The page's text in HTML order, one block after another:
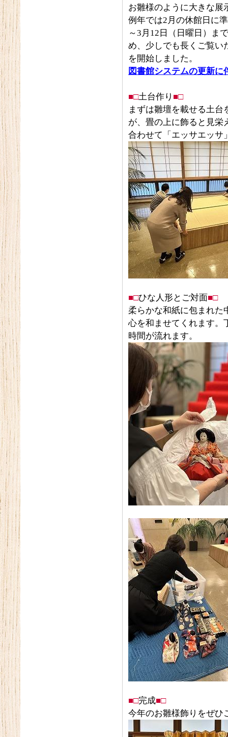
お雛様のように大きな展
例年では2月の休館日に
～3月12日（日曜日）ま
め、少しでも長くご覧い
を開始しました。
図書館システムの更新
■□土台作り ■□
まずは雛壇を載せる土
が、畳の上に飾ると見栄
合わせて「エッサエッサ
■□ひな人形とご対面■□
柔らかな和紙に包まれた
心を和ませてくれます。
時間が流れます。
■□完成■□
今年のお雛様飾りをぜひ